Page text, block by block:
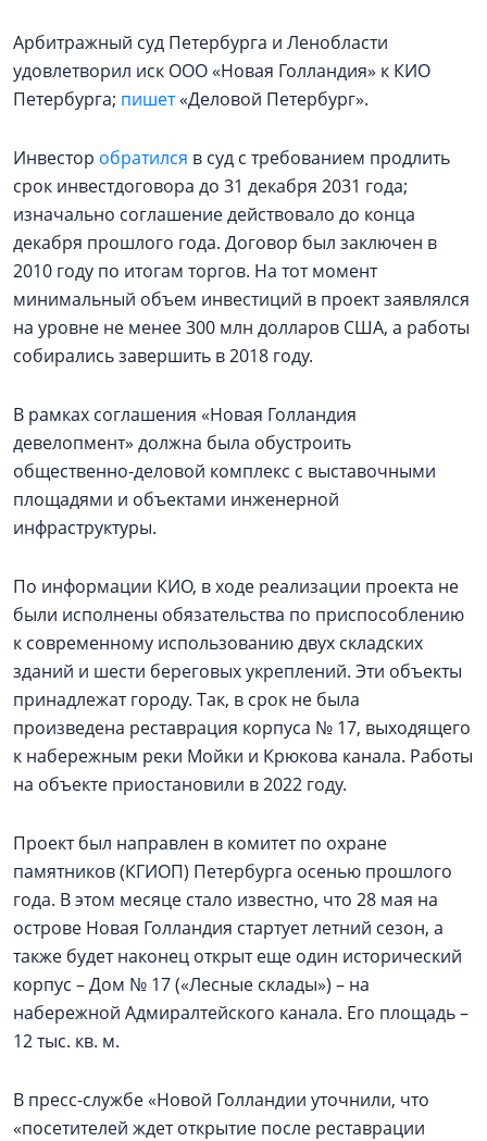
Арбитражный суд Петербурга и Ленобласти
удовлетворил иск ООО «Новая Голландия» к КИО
Петербурга; пишет«Деловой Петербург».
Инвестор обратился в суд с требованием продлить
срок инвестдоговора до 31 декабря 2031 года;
изначально соглашение действовало до конца
декабря прошлого года. Договор был заключен в
2010 году по итогам торгов. На тот момент
минимальный объем инвестиций в проект заявлялся
на уровне не менее 300 млн долларов США, а работы
собирались завершить в 2018 году.
В рамках соглашения «Новая Голландия
девелопмент» должна была обустроить
общественно-деловой комплекс с выставочными
площадями и объектами инженерной
инфраструктуры.
По информации КИО, в ходе реализации проекта не
были исполнены обязательства по приспособлению
к современному использованию двух складских
зданий и шести береговых укреплений. Эти объекты
принадлежат городу. Так, в срок не была
произведена реставрация корпуса № 17, выходящего
к набережным реки Мойки и Крюкова канала. Работы
на объекте приостановили в 2022 году.
Проект был направлен в комитет по охране
памятников (КГИОП) Петербурга осенью прошлого
года. В этом месяце стало известно, что 28 мая на
острове Новая Голландия стартует летний сезон, а
также будет наконец открыт еще один исторический
корпус – Дом № 17 («Лесные склады») – на
набережной Адмиралтейского канала. Его площадь –
12 тыс. кв. м.
В пресс-службе «Новой Голландии уточнили, что
«посетителей ждет открытие после реставрации